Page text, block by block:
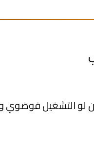
لو التشغيل